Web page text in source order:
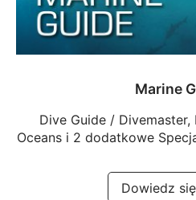
Marine
Dive Guide / Divemaster,
Oceans i 2 dodatkowe
Dowiedz